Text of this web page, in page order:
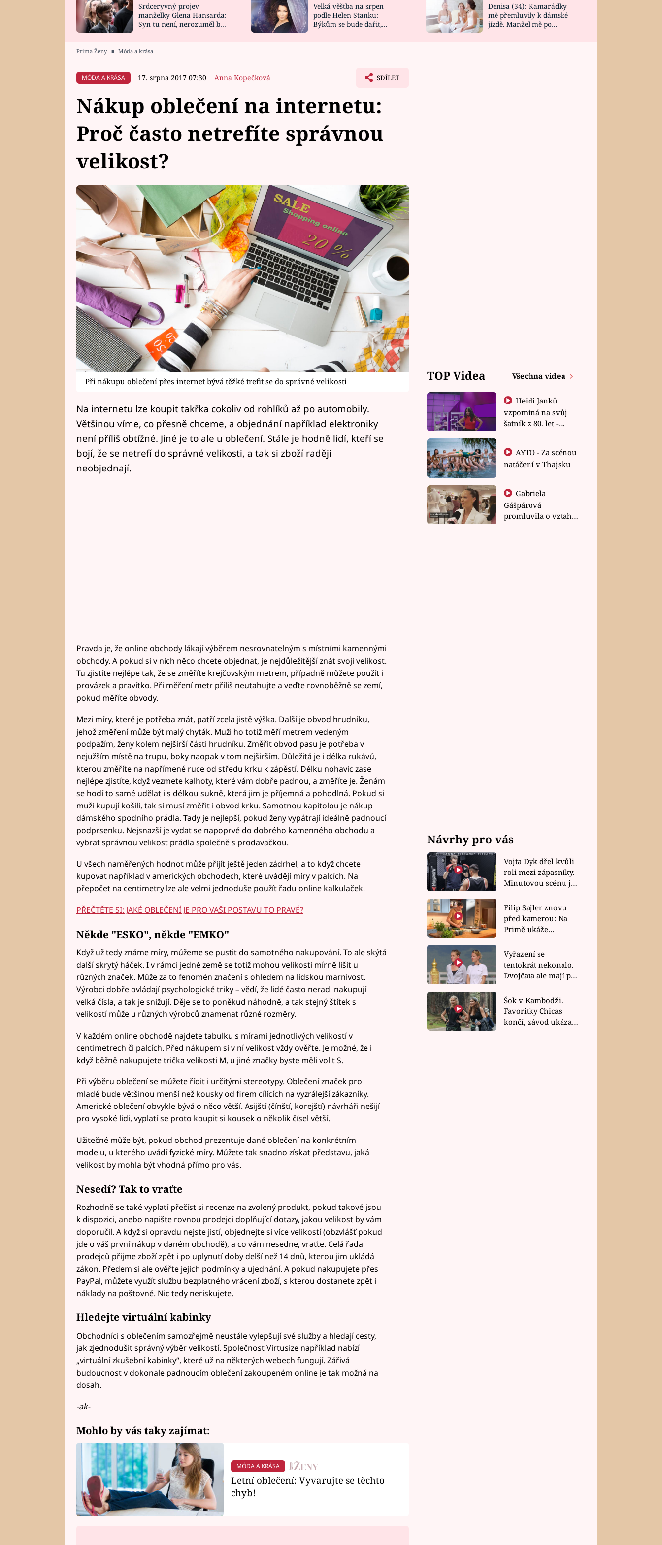
HOROSKOP NA
CELEBRITY
VAŘENÍ
NOVINKY
VIDEORECEPTY
DESIGN
Srdceryvný projev
manželky Glena Hansarda:
Syn tu není, nerozuměl by
Velká věštba na srpen
podle Helen Stanku:
Býkům se bude dařit,
Denisa (34): Kamarádky
mě přemluvily k dámské
jízdě. Manžel mě po
Prima Ženy ■ Móda a krása
MÓDA A KRÁSA 17. srpna 2017 07:30 Anna Kopečková SDÍLET
Nákup oblečení na internetu:
Proč často netrefíte správnou
velikost?
Při nákupu oblečení přes internet bývá těžké trefit se do správné velikosti
Na internetu lze koupit takřka cokoliv od rohlíků až po automobily.
Většinou víme, co přesně chceme, a objednání například elektroniky
není příliš obtížné. Jiné je to ale u oblečení. Stále je hodně lidí, kteří se
bojí, že se netrefí do správné velikosti, a tak si zboží raději
neobjednají.
Pravda je, že online obchody lákají výběrem nesrovnatelným s místními kamennými
obchody. A pokud si v nich něco chcete objednat, je nejdůležitější znát svoji velikost.
Tu zjistíte nejlépe tak, že se změříte krejčovským metrem, případně můžete použít i
provázek a pravítko. Při měření metr příliš neutahujte a veďte rovnoběžně se zemí,
pokud měříte obvody.
Mezi míry, které je potřeba znát, patří zcela jistě výška. Další je obvod hrudníku,
jehož změření může být malý chyták. Muži ho totiž měří metrem vedeným
podpažím, ženy kolem nejširší části hrudníku. Změřit obvod pasu je potřeba v
nejužším místě na trupu, boky naopak v tom nejširším. Důležitá je i délka rukávů,
kterou změříte na napřímené ruce od středu krku k zápěstí. Délku nohavic zase
nejlépe zjistíte, když vezmete kalhoty, které vám dobře padnou, a změříte je. Ženám
se hodí to samé udělat i s délkou sukně, která jim je příjemná a pohodlná. Pokud si
muži kupují košili, tak si musí změřit i obvod krku. Samotnou kapitolou je nákup
dámského spodního prádla. Tady je nejlepší, pokud ženy vypátrají ideálně padnoucí
podprsenku. Nejsnazší je vydat se napoprvé do dobrého kamenného obchodu a
vybrat správnou velikost prádla společně s prodavačkou.
U všech naměřených hodnot může přijít ještě jeden zádrhel, a to když chcete
kupovat například v amerických obchodech, které uvádějí míry v palcích. Na
přepočet na centimetry lze ale velmi jednoduše použít řadu online kalkulaček.
PŘEČTĚTE SI: JAKÉ OBLEČENÍ JE PRO VAŠI POSTAVU TO PRAVÉ?
Někde "ESKO", někde "EMKO"
Když už tedy známe míry, můžeme se pustit do samotného nakupování. To ale skýtá
další skrytý háček. I v rámci jedné země se totiž mohou velikosti mírně lišit u
různých značek. Může za to fenomén značení s ohledem na lidskou marnivost.
Výrobci dobře ovládají psychologické triky – vědí, že lidé často neradi nakupují
velká čísla, a tak je snižují. Děje se to poněkud náhodně, a tak stejný štítek s
velikostí může u různých výrobců znamenat různé rozměry.
V každém online obchodě najdete tabulku s mírami jednotlivých velikostí v
centimetrech či palcích. Před nákupem si v ní velikost vždy ověřte. Je možné, že i
když běžně nakupujete trička velikosti M, u jiné značky byste měli volit S.
Při výběru oblečení se můžete řídit i určitými stereotypy. Oblečení značek pro
mladé bude většinou menší než kousky od firem cílících na vyzrálejší zákazníky.
Americké oblečení obvykle bývá o něco větší. Asijští (čínští, korejští) návrháři nešijí
pro vysoké lidi, vyplatí se proto koupit si kousek o několik čísel větší.
Užitečné může být, pokud obchod prezentuje dané oblečení na konkrétním
modelu, u kterého uvádí fyzické míry. Můžete tak snadno získat představu, jaká
velikost by mohla být vhodná přímo pro vás.
Nesedí? Tak to vraťte
Rozhodně se také vyplatí přečíst si recenze na zvolený produkt, pokud takové jsou
k dispozici, anebo napište rovnou prodejci doplňující dotazy, jakou velikost by vám
doporučil. A když si opravdu nejste jistí, objednejte si více velikostí (obzvlášť pokud
jde o váš první nákup v daném obchodě), a co vám nesedne, vraťte. Celá řada
prodejců přijme zboží zpět i po uplynutí doby delší než 14 dnů, kterou jim ukládá
zákon. Předem si ale ověřte jejich podmínky a ujednání. A pokud nakupujete přes
PayPal, můžete využít službu bezplatného vrácení zboží, s kterou dostanete zpět i
náklady na poštovné. Nic tedy neriskujete.
Hledejte virtuální kabinky
Obchodníci s oblečením samozřejmě neustále vylepšují své služby a hledají cesty,
jak zjednodušit správný výběr velikostí. Společnost Virtusize například nabízí
„virtuální zkušební kabinky“, které už na některých webech fungují. Zářivá
budoucnost v dokonale padnoucím oblečení zakoupeném online je tak možná na
dosah.
-ak-
Mohlo by vás taky zajímat:
MÓDA A KRÁSA
Letní oblečení: Vyvarujte se těchto
chyb!
TOP Videa Všechna videa
Heidi Janků
vzpomíná na svůj
šatník z 80. let -
natáčení v Thajsku
Gabriela
Gášpárová
promluvila o vztahu
Návrhy pro vás
Vojta Dyk dřel kvůli
roli mezi zápasníky.
Minutovou scénu jel
Filip Sajler znovu
před kamerou: Na
Primě ukáže
rychlé recepty
Vyřazení se
tentokrát nekonalo.
Dvojčata ale mají po
závodu nůž na krku
Šok v Kambodži.
Favoritky Chicas
končí, závod ukázal